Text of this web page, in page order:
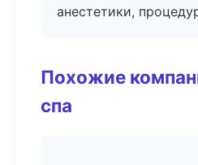
анестетики,
Похожие
спа